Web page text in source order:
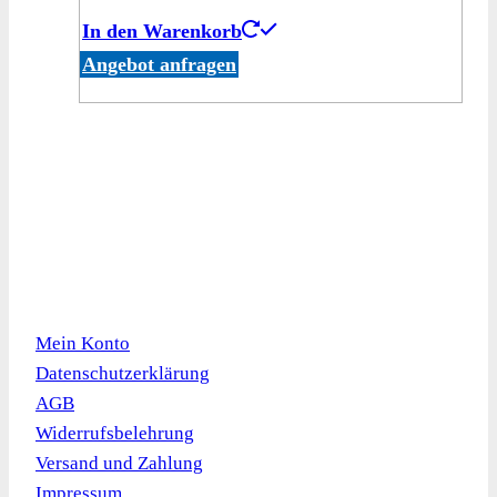
In den Warenkorb
Angebot anfragen
Mein Konto
Datenschutzerklärung
AGB
Widerrufsbelehrung
Versand und Zahlung